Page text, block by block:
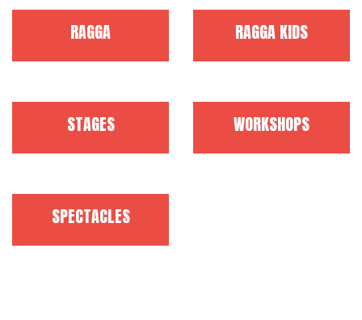
RAGGA RAGGA KIDS
STAGES WORKSHOPS
SPECTACLES